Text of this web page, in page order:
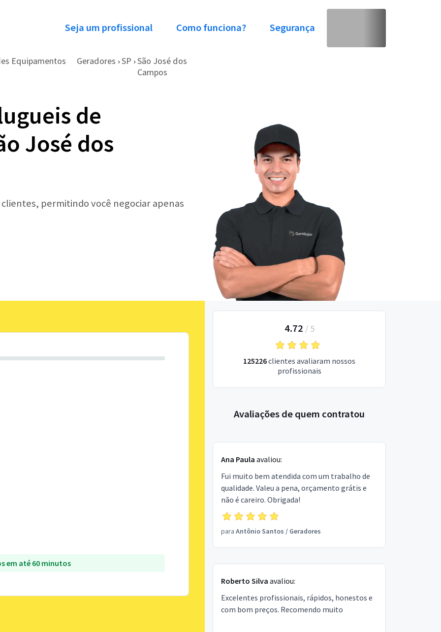
Seja um profissional Como funciona? Segurança
Equipamentos
Geradores › SP › São José dos
Campos
de
José dos
permitindo você negociar apenas
em até 60 minutos
4.72 / 5
125226clientes avaliaram nossos
profissionais
Avaliações de quem contratou
Ana Paula avaliou:
Fui muito bem atendida com um trabalho de
qualidade. Valeu a pena, orçamento grátis e
não é careiro. Obrigada!
para Antônio Santos / Geradores
Roberto Silva avaliou:
Excelentes profissionais, rápidos, honestos e
com bom preços. Recomendo muito